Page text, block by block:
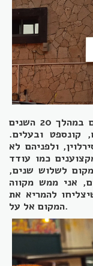
ביקרתי במבנה הזה כל כך הרבה פעמים במהלך 20 השנים
קונספט ובעלים.
ולפניהם לא
כמו עודד
לשלוש שנים,
אני ממש מקווה
להמריא את
המקום אל על.